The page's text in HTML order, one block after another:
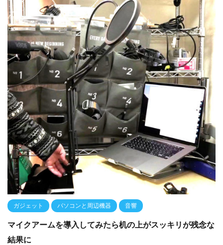
ガジェット パソコンと周辺機器 音響
マイクアームを導入してみたら机の上がスッキリが残念な
結果に